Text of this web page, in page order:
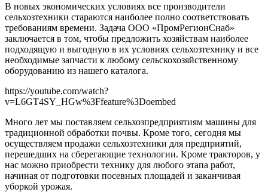
В новых экономических условиях все производители
сельхозтехники стараются наиболее полно соответствовать
требованиям времени. Задача ООО «ПромРегионСнаб»
заключается в том, чтобы предложить хозяйствам наиболее
подходящую и выгодную в их условиях сельхозтехнику и все
необходимые запчасти к любому сельскохозяйственному
оборудованию из нашего каталога.
https://youtube.com/watch?
v=L6GT4SY_HGw%3Ffeature%3Doembed
Много лет мы поставляем сельхозпредприятиям машины для
традиционной обработки почвы. Кроме того, сегодня мы
осуществляем продажи сельхозтехники для предприятий,
перешедших на сберегающие технологии. Кроме тракторов, у
нас можно приобрести технику для любого этапа работ,
начиная от подготовки посевных площадей и заканчивая
уборкой урожая.